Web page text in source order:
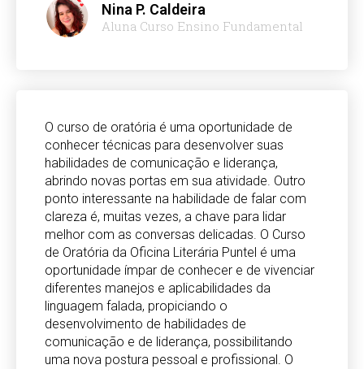
Nina P. Caldeira
Aluna Curso Ensino Fundamental
O curso de oratória é uma oportunidade de
conhecer técnicas para desenvolver suas
habilidades de comunicação e liderança,
abrindo novas portas em sua atividade. Outro
ponto interessante na habilidade de falar com
clareza é, muitas vezes, a chave para lidar
melhor com as conversas delicadas. O Curso
de Oratória da Oficina Literária Puntel é uma
oportunidade ímpar de conhecer e de vivenciar
diferentes manejos e aplicabilidades da
linguagem falada, propiciando o
desenvolvimento de habilidades de
comunicação e de liderança, possibilitando
uma nova postura pessoal e profissional. O